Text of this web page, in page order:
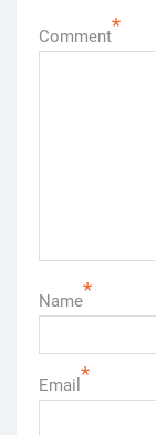
Comment*
Name*
Email *